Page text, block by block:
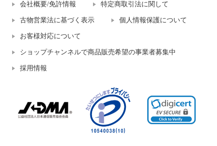
会社概要/免許情報 特定商取引法に関して
古物営業法に基づく表示 個人情報保護について
お客様対応について
ショップチャンネルで商品販売希望の事業者募集中
採用情報